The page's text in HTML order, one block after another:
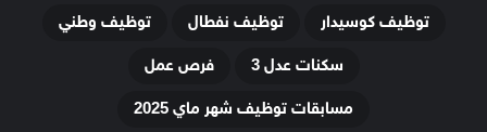
توظيف كوسيدار
توظيف نفطال
توظيف وطني
سكنات عدل 3
فرص عمل
مسابقات توظيف شهر ماي 2025